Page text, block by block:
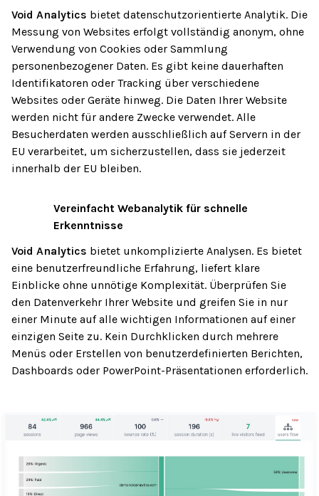
Void Analytics bietet datenschutzorientierte Analytik. Die
Messung von Websites erfolgt vollständig anonym, ohne
Verwendung von Cookies oder Sammlung
personenbezogener Daten. Es gibt keine dauerhaften
Identifikatoren oder Tracking über verschiedene
Websites oder Geräte hinweg. Die Daten Ihrer Website
werden nicht für andere Zwecke verwendet. Alle
Besucherdaten werden ausschließlich auf Servern in der
EU verarbeitet, um sicherzustellen, dass sie jederzeit
innerhalb der EU bleiben.
Vereinfacht Webanalytik für schnelle
Erkenntnisse
Void Analytics bietet unkomplizierte Analysen. Es bietet
eine benutzerfreundliche Erfahrung, liefert klare
Einblicke ohne unnötige Komplexität. Überprüfen Sie
den Datenverkehr Ihrer Website und greifen Sie in nur
einer Minute auf alle wichtigen Informationen auf einer
einzigen Seite zu. Kein Durchklicken durch mehrere
Menüs oder Erstellen von benutzerdefinierten Berichten,
Dashboards oder PowerPoint-Präsentationen erforderlich.